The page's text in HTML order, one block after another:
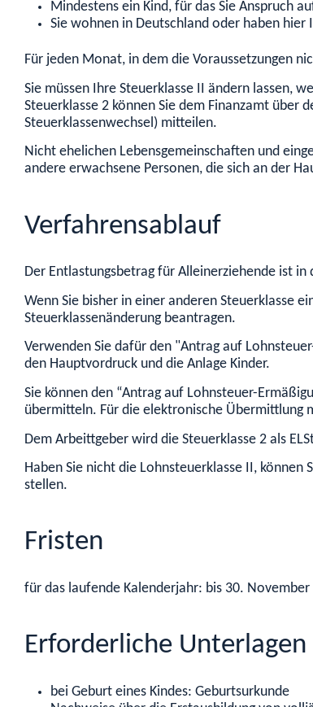
Mindestens ein Kind, für das Sie Anspruch
Sie wohnen in Deutschland oder haben
Für jeden Monat, in dem die Voraussetzungen
Sie müssen Ihre Steuerklasse II ändern lassen,
Steuerklasse 2 können Sie dem Finanzamt über
Steuerklassenwechsel) mitteilen.
Nicht ehelichen Lebensgemeinschaften und
andere erwachsene Personen, die sich an der
Verfahrensablauf
Der Entlastungsbetrag für Alleinerziehende ist
Wenn Sie bisher in einer anderen Steuerklasse
Steuerklassenänderung beantragen.
Verwenden Sie dafür den "Antrag auf
den Hauptvordruck und die Anlage Kinder.
Sie können den “Antrag auf Lohnsteuer-
übermitteln. Für die elektronische Übermittlung
Dem Arbeittgeber wird die Steuerklasse 2 als
Haben Sie nicht die Lohnsteuerklasse II,
stellen.
Fristen
für das laufende Kalenderjahr: bis 30. November
Erforderliche Unterlagen
bei Geburt eines Kindes: Geburtsurkunde